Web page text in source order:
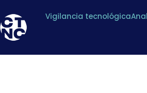
Vigilancia tecnológica